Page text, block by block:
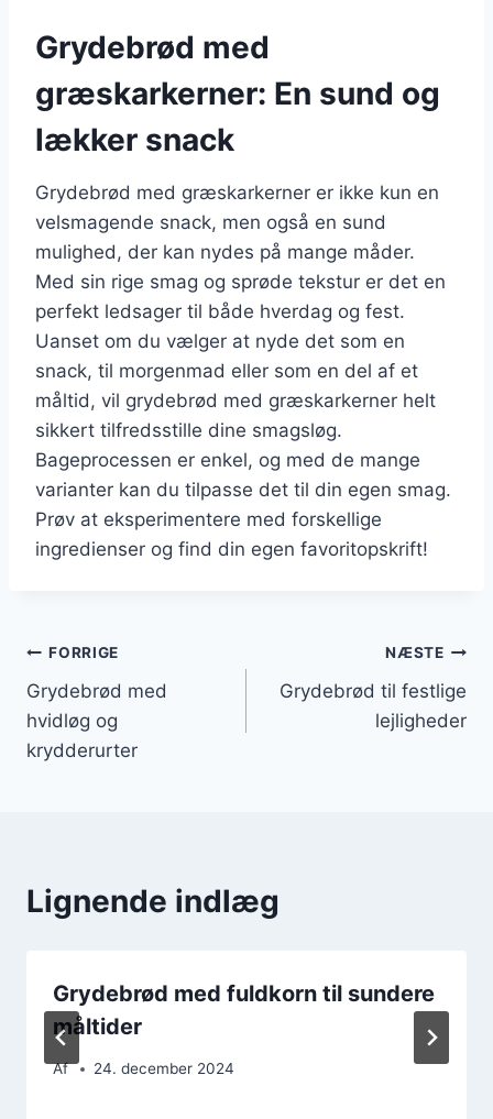
Grydebrød med
græskarkerner: En sund og
lækker snack
Grydebrød med græskarkerner er ikke kun en
velsmagende snack, men også en sund
mulighed, der kan nydes på mange måder.
Med sin rige smag og sprøde tekstur er det en
perfekt ledsager til både hverdag og fest.
Uanset om du vælger at nyde det som en
snack, til morgenmad eller som en del af et
måltid, vil grydebrød med græskarkerner helt
sikkert tilfredsstille dine smagsløg.
Bageprocessen er enkel, og med de mange
varianter kan du tilpasse det til din egen smag.
Prøv at eksperimentere med forskellige
ingredienser og find din egen favoritopskrift!
Indlægsnavigation
FORRIGE
Grydebrød med
hvidløg og
krydderurter
NÆSTE
Grydebrød til festlige
lejligheder
Lignende indlæg
Grydebrød med fuldkorn til sundere
måltider
Af 24. december 2024